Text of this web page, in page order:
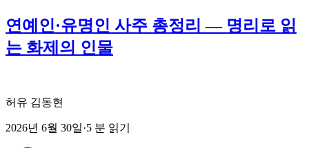
연예인·유명인 사주 총정리 — 명리로 읽
는 화제의 인물
허유 김동현
2026년 6월 30일·5 분 읽기